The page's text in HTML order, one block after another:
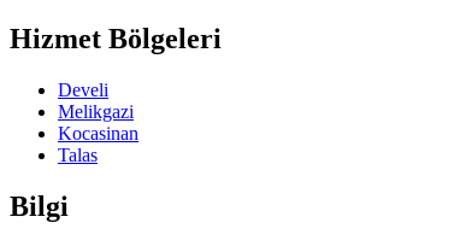
Hizmet Bölgeleri
Develi
Melikgazi
Kocasinan
Talas
Bilgi